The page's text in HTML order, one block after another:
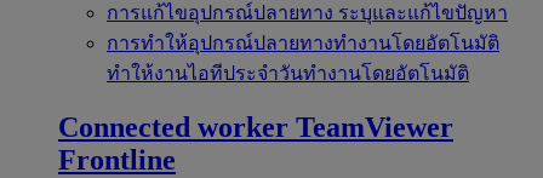
การแก้ไขอุปกรณ์ปลายทาง ระบุและแก้ไขปัญหา
การทำให้อุปกรณ์ปลายทางทำงานโดยอัตโนมัติ
ทำให้งานไอทีประจำวันทำงานโดยอัตโนมัติ
Connected worker TeamViewer
Frontline